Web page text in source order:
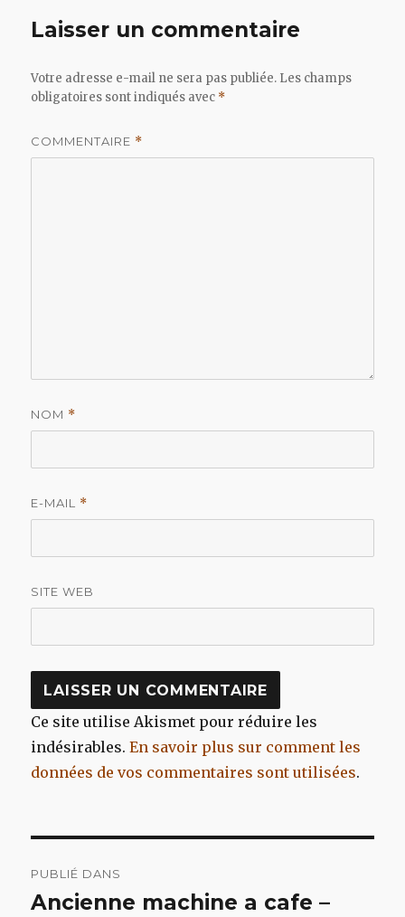
Laisser un commentaire
Votre adresse e-mail ne sera pas publiée. Les champs
obligatoires sont indiqués avec *
COMMENTAIRE *
NOM *
E-MAIL *
SITE WEB
Ce site utilise Akismet pour réduire les
indésirables.En savoir plus sur comment les
données de vos commentaires sont utilisées.
de
PUBLIÉ DANS
Ancienne machine a cafe –